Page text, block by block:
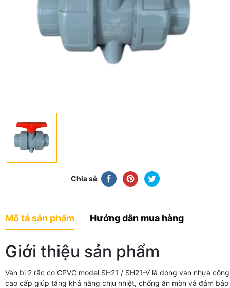
Chia sẻ
Mô tả sản phẩm Hướng dẫn mua hàng
Giới thiệu sản phẩm
Van bi 2 rắc co CPVC model SH21 / SH21-V là dòng van nhựa
cao cấp giúp tăng khả năng chịu nhiệt, chống ăn mòn và đảm